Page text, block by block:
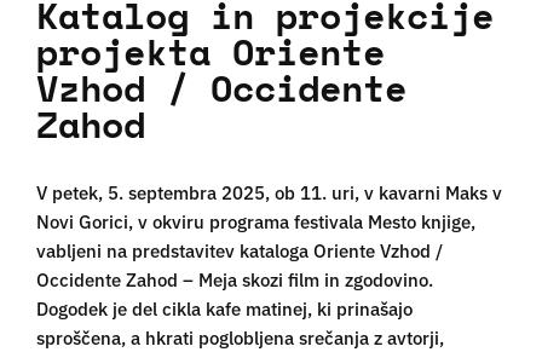
Katalog in projekcije
projekta Oriente
Vzhod / Occidente
Zahod
V petek, 5. septembra 2025, ob 11. uri, v kavarni Maks v
Novi Gorici, v okviru programa festivala Mesto knjige,
vabljeni na predstavitev kataloga Oriente Vzhod /
Occidente Zahod – Meja skozi film in zgodovino.
Dogodek je del cikla kafe matinej, ki prinašajo
sproščena, a hkrati poglobljena srečanja z avtorji,